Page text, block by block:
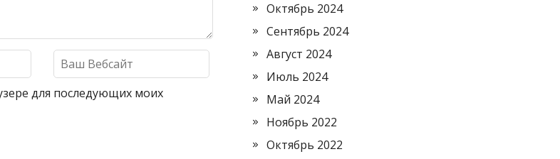
для последующих моих
Октябрь 2024
Сентябрь 2024
Август 2024
Июль 2024
Май 2024
Ноябрь 2022
Октябрь 2022